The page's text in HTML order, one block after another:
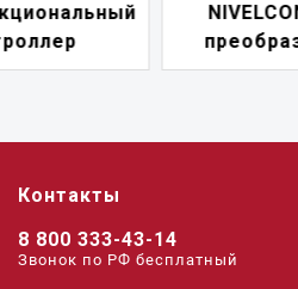
NIVELCONT PM —
преобразователь
Контакты
8 800 333-43-14
Звонок по РФ беcплатный